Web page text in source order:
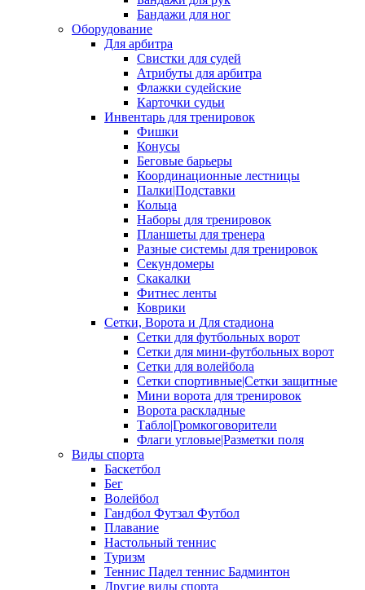
Бандажи для ног
Оборудование
Для арбитра
Свистки для судей
Атрибуты для арбитра
Флажки судейские
Карточки судьи
Инвентарь для тренировок
Фишки
Конусы
Беговые барьеры
Координационные лестницы
Палки|Подставки
Кольца
Наборы для тренировок
Планшеты для тренера
Разные системы для тренировок
Секундомеры
Скакалки
Фитнес ленты
Коврики
Сетки, Ворота и Для стадиона
Сетки для футбольных ворот
Сетки для мини-футбольных ворот
Сетки для волейбола
Сетки спортивные|Сетки защитные
Мини ворота для тренировок
Ворота раскладные
Табло|Громкоговорители
Флаги угловые|Разметки поля
Виды спорта
Баскетбол
Бег
Волейбол
Гандбол Футзал Футбол
Плавание
Настольный теннис
Туризм
Теннис Падел теннис Бадминтон
Другие виды спорта